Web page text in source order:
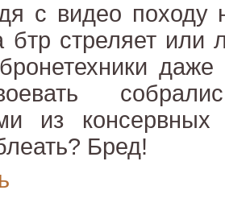
с видео походу
стреляет или
из
Бред!